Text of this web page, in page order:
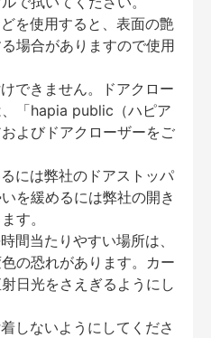
を使用すると、表面の艶
場合がありますので使用
できません。ドアクロー
「hapia public（ハピア
よびドアクローザーをご
には弊社のドアストッパ
を緩めるには弊社の開き
す。
間当たりやすい場所は、
の恐れがあります。カー
日光をさえぎるようにし
しないようにしてくださ